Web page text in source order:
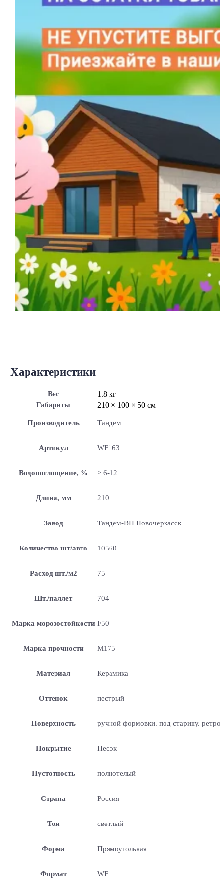
Характеристики
Вес 1.8 кг
Габариты 210 × 100 × 50 см
Производитель Тандем
Артикул WF163
Водопоглощение, % > 6-12
Длина, мм 210
Завод Тандем-ВП Новочеркасск
Количество шт/авто 10560
Расход шт./м2 75
Шт./паллет 704
Марка морозостойкости F50
Марка прочности М175
Материал Керамика
Оттенок пестрый
Поверхность ручной формовки. под старину. ретро
Покрытие Песок
Пустотность полнотелый
Страна Россия
Тон светлый
Форма Прямоугольная
Формат WF